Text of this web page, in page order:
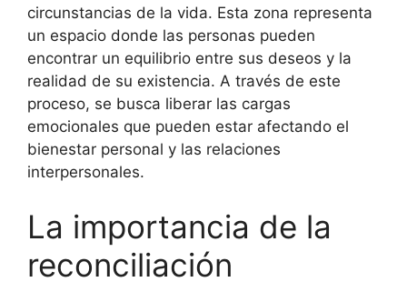
circunstancias de la vida. Esta zona representa
un espacio donde las personas pueden
encontrar un equilibrio entre sus deseos y la
realidad de su existencia. A través de este
proceso, se busca liberar las cargas
emocionales que pueden estar afectando el
bienestar personal y las relaciones
interpersonales.
La importancia de la
reconciliación